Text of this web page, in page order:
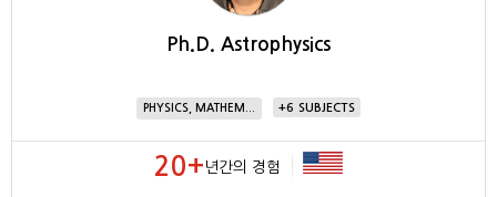
Ph.D. Astrophysics
PHYSICS, MATHEM... 6
20+ 년간의 경험